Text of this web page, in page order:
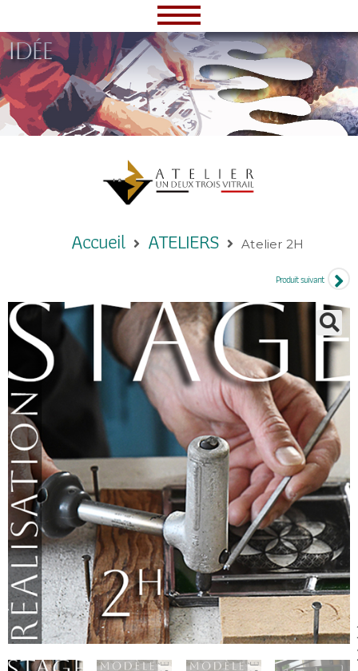
idée
Accueil ATELIERS Atelier 2H
Produit suivant